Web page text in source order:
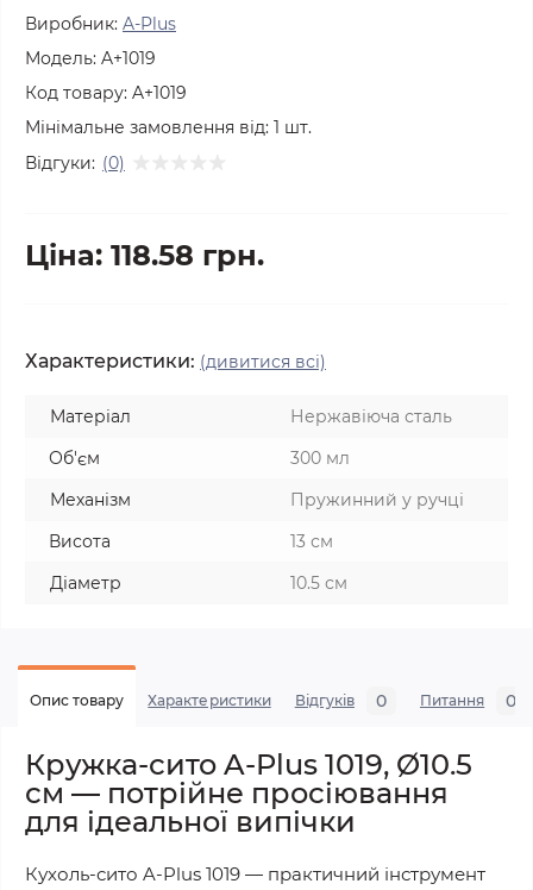
Виробник: A-Plus
Модель: A+1019
Код товару: A+1019
Мінімальне замовлення від: 1 шт.
Відгуки: (0)
Ціна: 118.58 грн.
Характеристики: (дивитися всі)
Матеріал
Нержавіюча сталь
Об'єм
300 мл
Механізм
Пружинний у ручці
Висота
13 см
Діаметр
10.5 см
Опис товару Характеристики Відгуків 0 Питання 0
Кружка-сито A-Plus 1019, Ø10.5
см — потрійне просіювання
для ідеальної випічки
Кухоль-сито A-Plus 1019 — практичний інструмент